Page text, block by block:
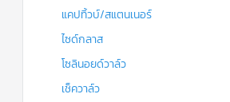
แคปทิ้วบ์/สแตนเนอร์
ไซด์กลาส
โซลินอยด์วาล์ว
เช็ควาล์ว